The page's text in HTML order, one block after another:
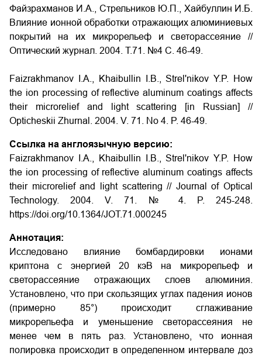
Файзрахманов И.А., Стрельников Ю.П., Хайбуллин И.Б.
Влияние ионной обработки отражающих алюминиевых
покрытий на их микрорельеф и светорассеяние //
Оптический журнал. 2004. Т.71. №4 С. 46-49.
Faizrakhmanov I.A., Khaibullin I.B., Strel'nikov Y.P. How
the ion processing of reflective aluminum coatings affects
their microrelief and light scattering
[in Russian] //
Opticheskii Zhurnal. 2004. V. 71. No 4. P. 46-49.
Ссылка на англоязычную версию:
Faizrakhmanov I.A., Khaibullin I.B., Strel'nikov Y.P. How
the ion processing of reflective aluminum coatings affects
their microrelief and light scattering // Journal of Optical
Technology. 2004. V. 71. № 4. P. 245-248.
https://doi.org/10.1364/JOT.71.000245
Аннотация:
Исследовано влияние бомбардировки ионами
криптона с энергией 20 кэВ на микрорельеф и
светорассеяние отражающих слоев алюминия.
Установлено, что при скользящих углах падения ионов
(примерно 85°) происходит сглаживание
микрорельефа и уменьшение светорассеяния не
менее чем в пять раз. Установлено, что ионная
полировка происходит в определенном интервале доз